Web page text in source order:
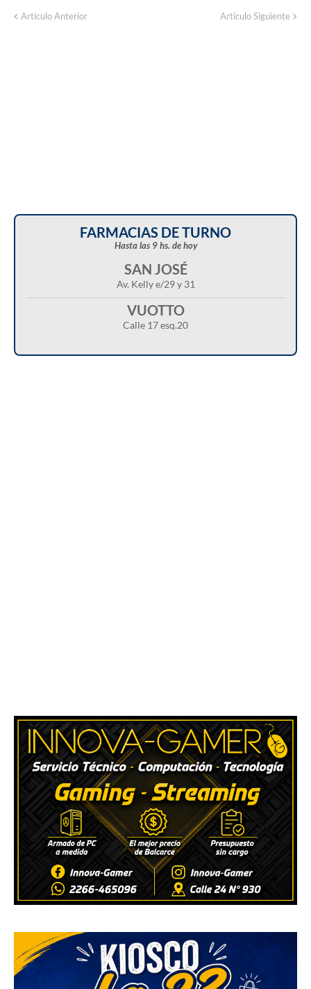
Artículo Anterior Artículo Siguiente
Corte de energía programado para este
FARMACIAS DE TURNO
Hasta las 9 hs. de hoy
SAN JOSÉ
Av. Kelly e/29 y 31
VUOTTO
Calle 17 esq.20